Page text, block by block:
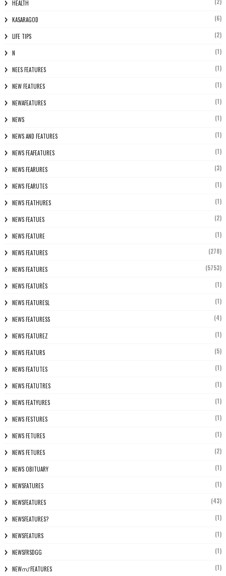
HEALTH
KASARAGOD (6)
LIFE TIPS (2)
N (1)
NEES FEATURES (1)
NEW FEATURES (1)
NEWAFEATURES (1)
NEWS (1)
NEWS AND FEATURES (1)
NEWS FEAFEATURES (1)
NEWS FEARURES (3)
NEWS FEARUTES (1)
NEWS FEATHURES (1)
NEWS FEATUES (2)
NEWS FEATURE (1)
NEWS FEATURES (278)
NEWS FEATURES (5753)
NEWS FEATURÈS (1)
NEWS FEATURESL (1)
NEWS FEATURESS (4)
NEWS FEATUREZ (1)
NEWS FEATURS (5)
NEWS FEATUTES (1)
NEWS FEATUTRES (1)
NEWS FEATYURES (1)
NEWS FESTURES (1)
NEWS FETURES (1)
NEWS FETURES (2)
NEWS OBITUARY (1)
NEWSFATURES (1)
NEWSFEATURES (43)
NEWSFEATURES? (1)
NEWSFEATURS (1)
NEWSFRSDGG (1)
NEWസ് FEATURES (1)